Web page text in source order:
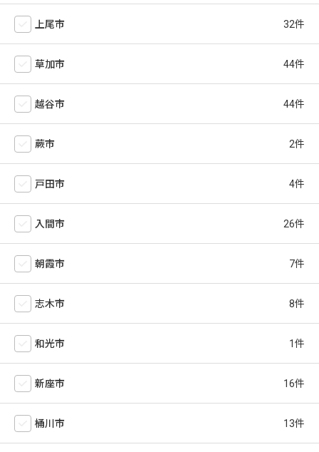
上尾市
草加市
越谷市
蕨市
戸田市
入間市
朝霞市
志木市
和光市
新座市
桶川市